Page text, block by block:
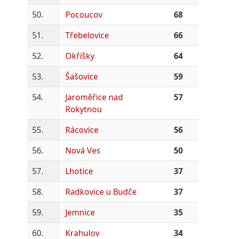
50.
Pocoucov
68
51.
Třebelovice
66
52.
Okříšky
64
53.
Šašovice
59
54.
Jaroměřice nad
Rokytnou
57
55. Rácovice
56
56.
Nová Ves
50
57.
Lhotice
37
58.
Radkovice u Budče
37
59.
Jemnice
35
60.
Krahulov
34